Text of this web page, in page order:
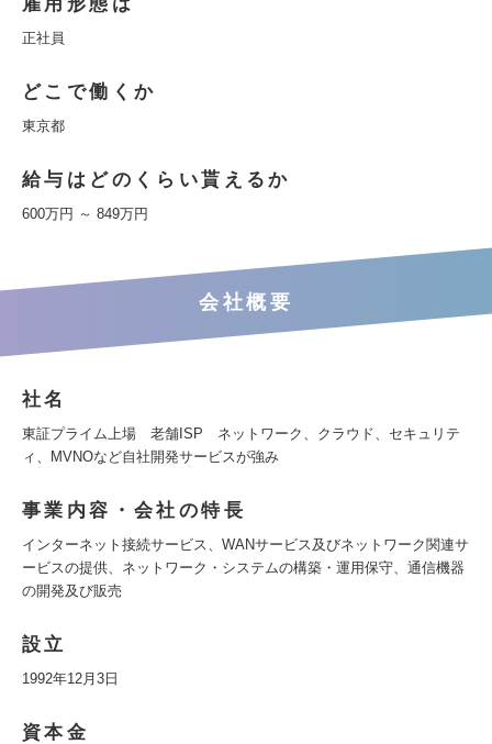
正社員
どこで働くか
東京都
給与はどのくらい貰えるか
600万円 ～ 849万円
会社概要
社名
東証プライム上場 老舗ISP ネットワーク、クラウド、セキュリテ
ィ、MVNOなど自社開発サービスが強み
事業内容・会社の特長
インターネット接続サービス、WANサービス及びネットワーク関連サ
ービスの提供、ネットワーク・システムの構築・運用保守、通信機器
の開発及び販売
設立
1992年12月3日
資本金